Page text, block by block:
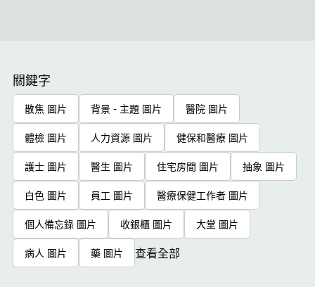
關鍵字
散焦 圖片 背景 - 主題 圖片 醫院 圖片
體檢 圖片 人力資源 圖片 健保和醫療 圖片
護士 圖片 醫生 圖片 住宅房間 圖片 抽象 圖片
白色 圖片 員工 圖片 醫療保健工作者 圖片
個人備忘錄 圖片 收銀櫃 圖片 大堂 圖片
病人 圖片 藥 圖片 查看全部